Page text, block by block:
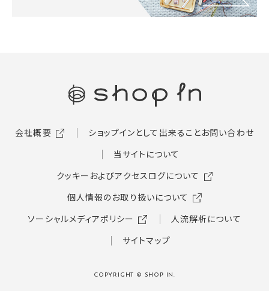
会社概要 ショップインとして出来ることお問い合わせ
当サイトについて
クッキーおよびアクセスログについて
個人情報のお取り扱いについて
ソーシャルメディアポリシー
人流解析について
サイトマップ
COPYRIGHT © SHOP IN.